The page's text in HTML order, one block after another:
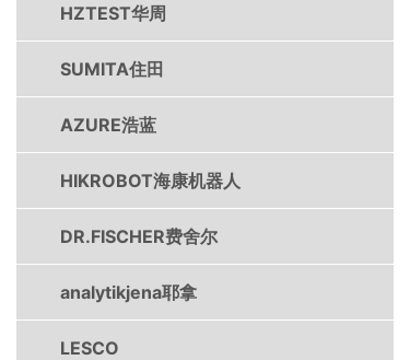
HZTEST华周
SUMITA住田
AZURE浩蓝
HIKROBOT海康机器人
DR.FISCHER费舍尔
analytikjena耶拿
LESCO